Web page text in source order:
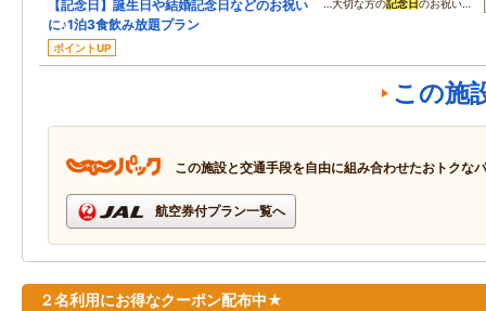
【記念日】誕生日や結婚記念日などのお祝い
に♪1泊3食飲み放題プラン
ポイントUP
…大切な方の記念日のお祝い…
この施
この施設と交通手段を自由に組み合わせたおトクな
航空券付プラン一覧へ
２名利用にお得なクーポン配布中★